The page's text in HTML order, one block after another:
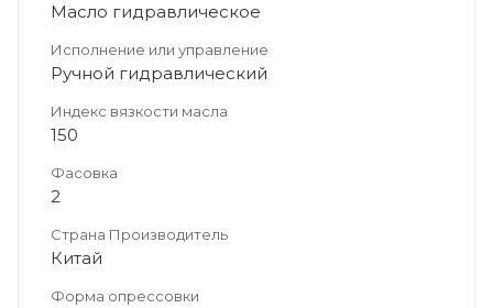
Масло гидравлическое
Исполнение или управление
Ручной гидравлический
Индекс вязкости масла
150
Фасовка
2
Страна Производитель
Китай
Форма опрессовки